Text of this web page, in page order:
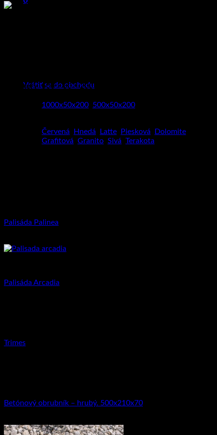
Vrátiť sa do obchodu
Rozmery 500 × 50 × 200 mm
1000x50x200 500x50x200
Červená Hnedá Latte Piesková Dolomite
Grafitová Granito Sivá Terakota
Palisáda Palinea
Palisáda Arcadia
Trimes
Betónový obrubník – hrubý. 500x210x70